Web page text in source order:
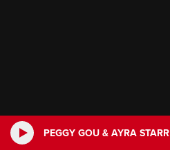
PEGGY GOU & AYRA STARR